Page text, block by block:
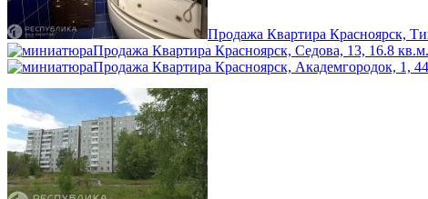
Продажа Квартира Красноярск,
Продажа Квартира Красноярск, Седова, 13, 16.8 кв.м.
Продажа Квартира Красноярск, Академгородок, 1,